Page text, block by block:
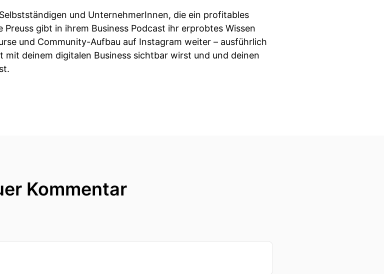
und UnternehmerInnen, die ein profitables
gibt in ihrem Business Podcast ihr erprobtes Wissen
und Community-Aufbau auf Instagram weiter – ausführlich
deinem digitalen Business sichtbar wirst und und deinen
Kommentar